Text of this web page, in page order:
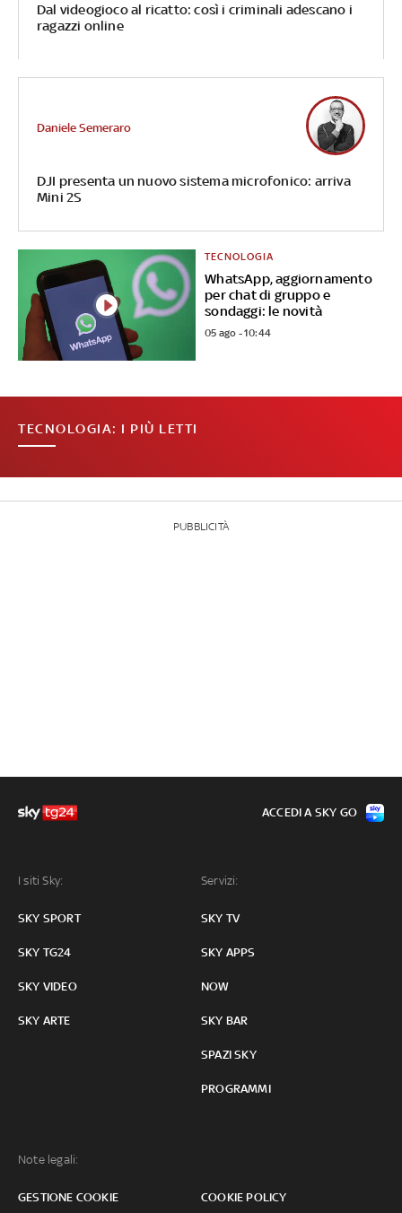
Dal videogioco al ricatto: così i criminali adescano i
ragazzi online
DJI presenta un nuovo sistema microfonico: arriva
Mini 2S
Daniele Semeraro
WhatsApp, aggiornamento
per chat di gruppo e
sondaggi: le novità
TECNOLOGIA
05 ago - 10:44
TECNOLOGIA: I PIÙ LETTI
PUBBLICITÀ
I siti Sky:
SKY SPORT
SKY TG24
SKY VIDEO
SKY ARTE
Servizi:
SKY TV
SKY APPS
NOW
SKY BAR
SPAZI SKY
PROGRAMMI
Note legali:
GESTIONE COOKIE COOKIE POLICY
ACCEDI A SKY GO